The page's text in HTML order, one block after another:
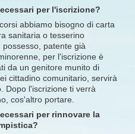
per l'iscrizione?
abbiamo bisogno di carta
sanitaria o tesserino
patente già
per l'iscrizione è
da un genitore munito di
cittadino comunitario, servirà
Dopo l'iscrizione ti verrà
cos'altro portare.
per rinnovare la